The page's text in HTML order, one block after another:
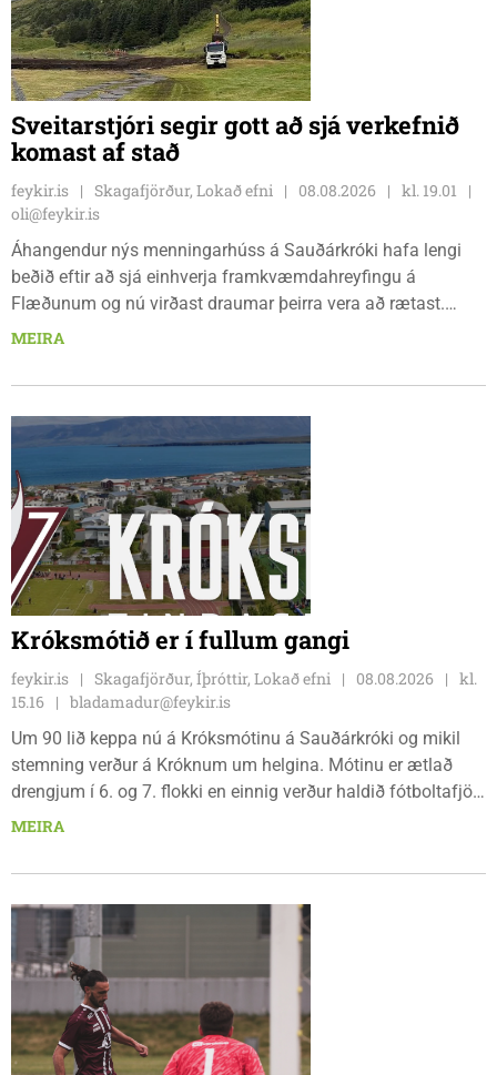
Sveitarstjóri segir gott að sjá verkefnið
komast af stað
feykir.is Skagafjörður, Lokað efni 08.08.2026
kl. 19.01
oli@feykir.is
Áhangendur nýs menningarhúss á Sauðárkróki hafa lengi
beðið eftir að sjá einhverja framkvæmdahreyfingu á
Flæðunum og nú virðast draumar þeirra vera að rætast.
Þórður Hansen mætti með tæki og tól og hóf
og sagði Magnús Barðdal sveitarstjóri það vera virkilega
þegar Feykir spurði hann út í málið.
MEIRA
Króksmótið er í fullum gangi
feykir.is Skagafjörður, Íþróttir, Lokað efni 08.08.2026
kl.
15.16
bladamadur@feykir.is
Um 90 lið keppa nú á Króksmótinu á Sauðárkróki og mikil
stemning verður á Króknum um helgina. Mótinu er ætlað
drengjum í 6. og 7. flokki en einnig verður haldið fótboltafjör
fyrir yngri systkini. Mótið hófst í gær, föstudaginn 7. ágúst
MEIRA